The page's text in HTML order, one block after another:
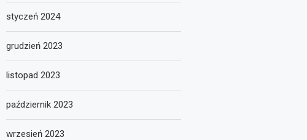
styczeń 2024
grudzień 2023
listopad 2023
październik 2023
wrzesień 2023